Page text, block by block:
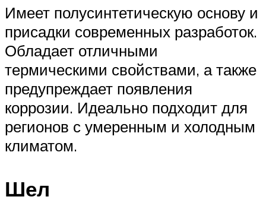
Имеет полусинтетическую основу и
присадки современных разработок.
Обладает отличными
термическими свойствами, а также
предупреждает появления
коррозии. Идеально подходит для
регионов с умеренным и холодным
климатом.
Шел